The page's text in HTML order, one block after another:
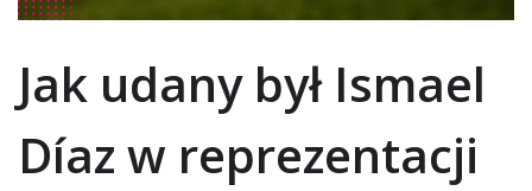
Jak udany był Ismael
Díaz w reprezentacji